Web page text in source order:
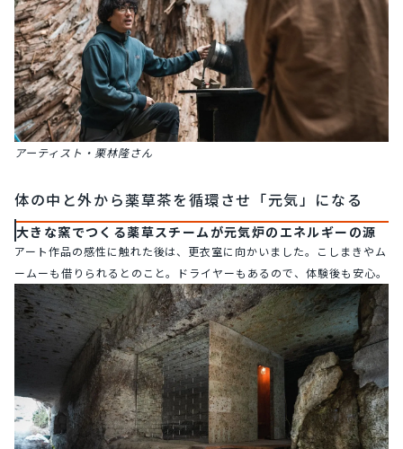
アーティスト・栗林隆さん
体の中と外から薬草茶を循環させ「元気」になる
大きな窯でつくる薬草スチームが元気炉のエネルギーの源
アート作品の感性に触れた後は、更衣室に向かいました。こしまきやム
ームーも借りられるとのこと。ドライヤーもあるので、体験後も安心。